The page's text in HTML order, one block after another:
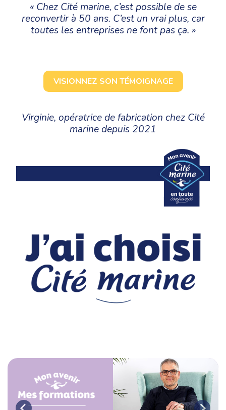
« Chez Cité marine, c’est possible de se
reconvertir à 50 ans. C’est un vrai plus, car
toutes les entreprises ne font pas ça. »
VISIONNEZ SON TÉMOIGNAGE
Virginie, opératrice de fabrication chez Cité
marine depuis 2021